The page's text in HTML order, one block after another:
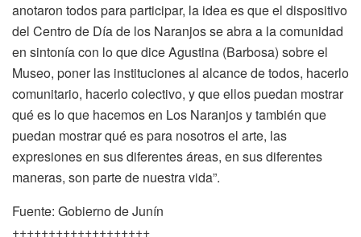
anotaron todos para participar, la idea es que el dispositivo
del Centro de Día de los Naranjos se abra a la comunidad
en sintonía con lo que dice Agustina (Barbosa) sobre el
Museo, poner las instituciones al alcance de todos, hacerlo
comunitario, hacerlo colectivo, y que ellos puedan mostrar
qué es lo que hacemos en Los Naranjos y también que
puedan mostrar qué es para nosotros el arte, las
expresiones en sus diferentes áreas, en sus diferentes
maneras, son parte de nuestra vida”.
Fuente: Gobierno de Junín
+++++++++++++++++++